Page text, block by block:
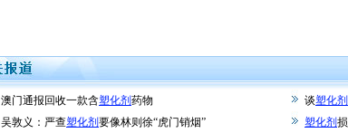
澳门通报回收一款含塑化剂 药物 谈塑化剂
吴敦义：严查塑化剂 要像林则徐“虎门销烟” 塑化剂